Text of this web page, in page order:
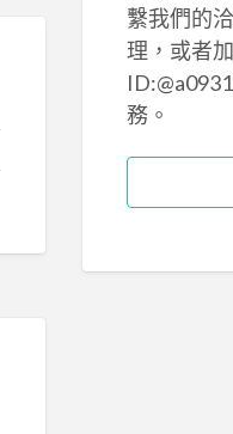
繫我們的
理，或者
務。